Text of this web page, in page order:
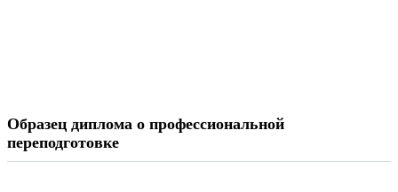
Образец диплома о профессиональной
переподготовке